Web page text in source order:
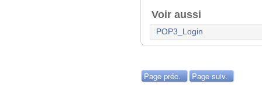
Voir aussi
POP3_Login
Page préc. Page suiv.